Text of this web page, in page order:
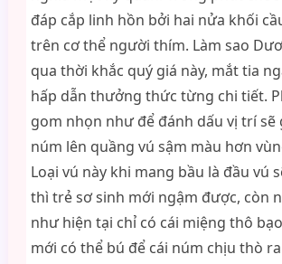
đáp cắp linh hồn bởi hai nửa khối
trên cơ thể người thím. Làm sao
qua thời khắc quý giá này, mắt tia
hấp dẫn thưởng thức từng chi tiết.
gom nhọn như để đánh dấu vị trí sẽ
núm lên quầng vú sậm màu hơn
Loại vú này khi mang bầu là đầu vú
thì trẻ sơ sinh mới ngậm được, còn
như hiện tại chỉ có cái miệng thô
mới có thể bú để cái núm chịu thò